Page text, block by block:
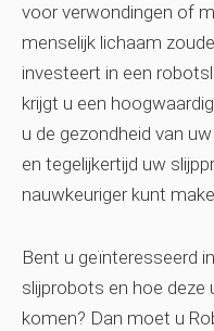
voor verwondingen of
menselijk lichaam
investeert in een
krijgt u een
u de gezondheid van
en tegelijkertijd uw
nauwkeuriger kunt
Bent u geïnteresseerd
slijprobots en hoe deze
komen? Dan moet u